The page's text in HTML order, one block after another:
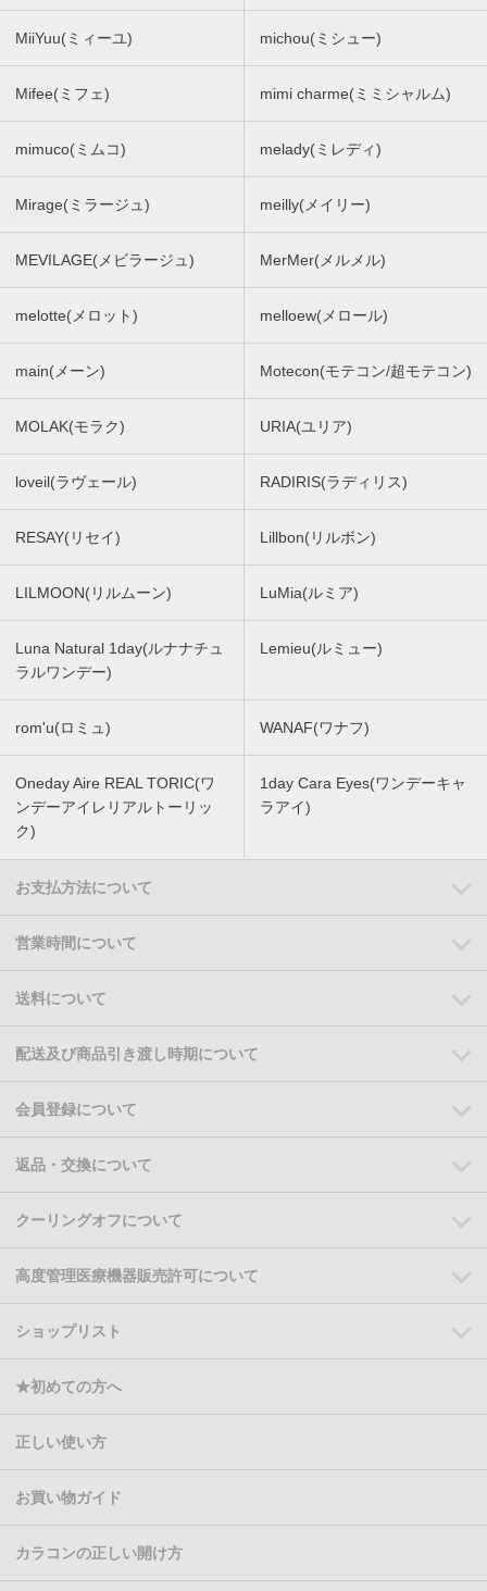
MiiYuu(ミィーユ) michou(ミシュー)
Mifee(ミフェ) mimi charme(ミミシャルム)
mimuco(ミムコ) melady(ミレディ)
Mirage(ミラージュ) meilly(メイリー)
MEVILAGE(メビラージュ) MerMer(メルメル)
melotte(メロット) melloew(メロール)
main(メーン) Motecon(モテコン/超モテコン)
MOLAK(モラク) URIA(ユリア)
loveil(ラヴェール) RADIRIS(ラディリス)
RESAY(リセイ) Lillbon(リルボン)
LILMOON(リルムーン) LuMia(ルミア)
Luna Natural 1day(ルナナチュ
ラルワンデー)
Lemieu(ルミュー)
rom'u(ロミュ) WANAF(ワナフ)
Oneday Aire REAL TORIC(ワ
ンデーアイレリアルトーリッ
ク)
1day Cara Eyes(ワンデーキャ
ラアイ)
お支払方法について
営業時間について
送料について
配送及び商品引き渡し時期について
会員登録について
返品・交換について
クーリングオフについて
高度管理医療機器販売許可について
ショップリスト
★初めての方へ
正しい使い方
お買い物ガイド
カラコンの正しい開け方